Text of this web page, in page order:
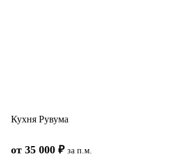
Кухня Рувума
от 35 000 ₽ за п.м.